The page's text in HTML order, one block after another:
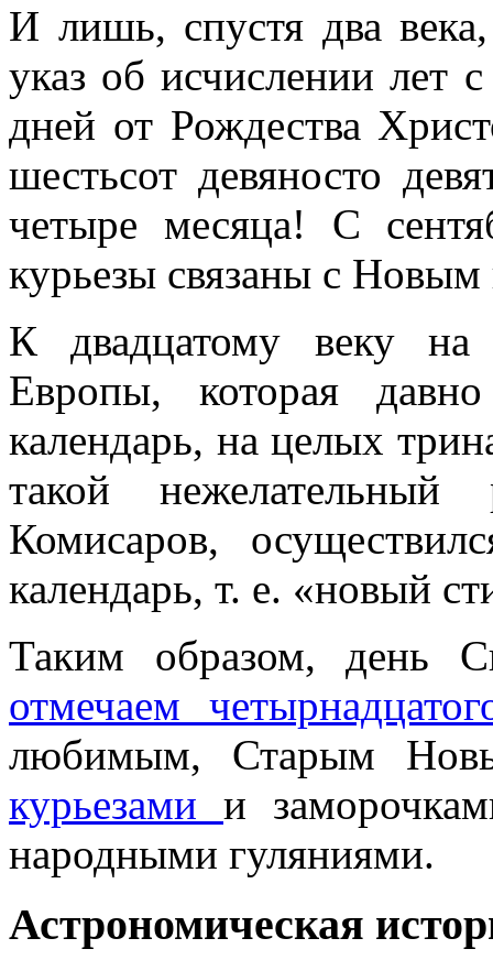
И лишь, спустя два
указ об исчислении лет
дней от Рождества
шестьсот девяносто
четыре месяца! С
курьезы связаны с
К двадцатому веку на
Европы, которая
календарь, на целых
такой
Комисаров,
календарь, т. е. «новый
Таким образом, день
отмечаем
любимым, Старым
курьезами и
народными гуляниями.
Астрономическая